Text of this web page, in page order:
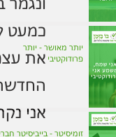
כמעט
את
אני
יותר מאושר - יותר
פרודוקטיבי
זומיסיטר - בייביסיטר